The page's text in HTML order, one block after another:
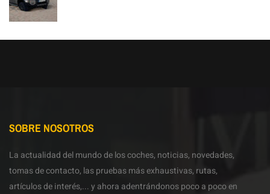
SOBRE NOSOTROS
La actualidad del mundo de los coches, noticias, novedades,
tomas de contacto, las pruebas más exhaustivas, rutas,
artículos de interés,... y ahora adentrándonos poco a poco en